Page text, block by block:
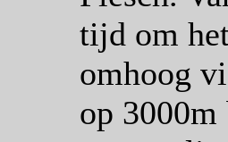
tijd om
omhoog
op 3000m